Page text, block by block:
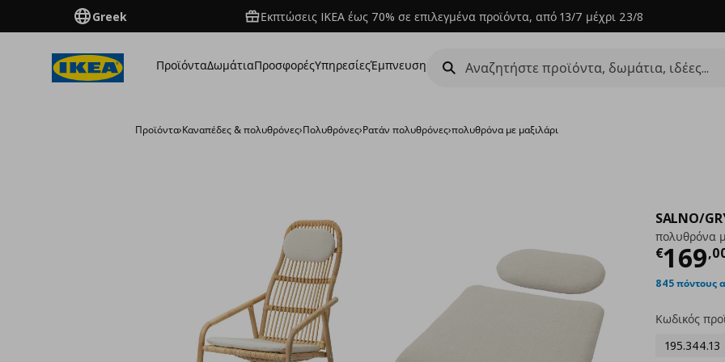
Greek Εκπτώσεις IKEA έως 70% σε επιλεγμένα προϊόντα, από 13/7 μέχρι 23/8
ΠροϊόνταΔωμάτιαΠροσφορέςΥπηρεσίεςΈμπνευση
Προϊόντα›Καναπέδες & πολυθρόνες›Πολυθρόνες›Ρατάν πολυθρόνες›πολυθρόνα με μαξιλάρι
SALNO/
πολυθρόνα
€169,
845 πόντους
Κωδικός
195.344.13